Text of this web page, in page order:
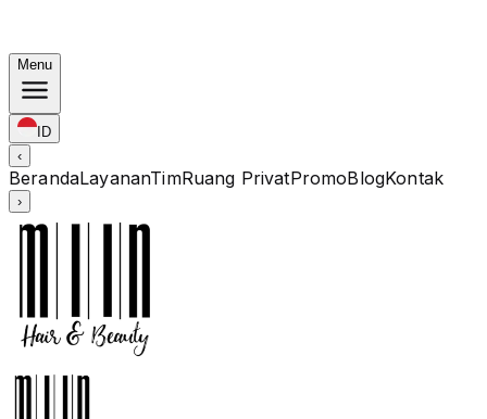
Menu
ID
‹
BerandaLayananTimRuang PrivatPromoBlogKontak
›